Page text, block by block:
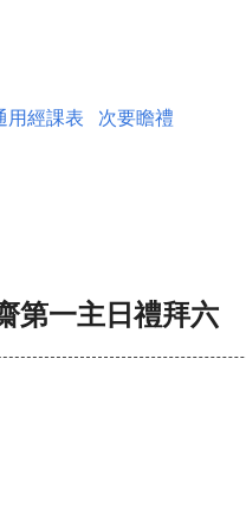
用經課表 次要瞻禮
第一主日禮拜六